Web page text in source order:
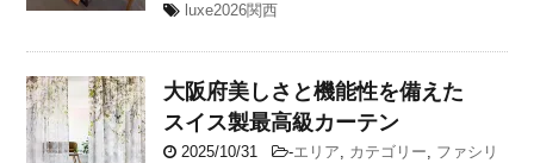
luxe2026関西
大阪府美しさと機能性を備えた
スイス製最高級カーテン
2025/10/31 -エリア, カテゴリー, ファシリ